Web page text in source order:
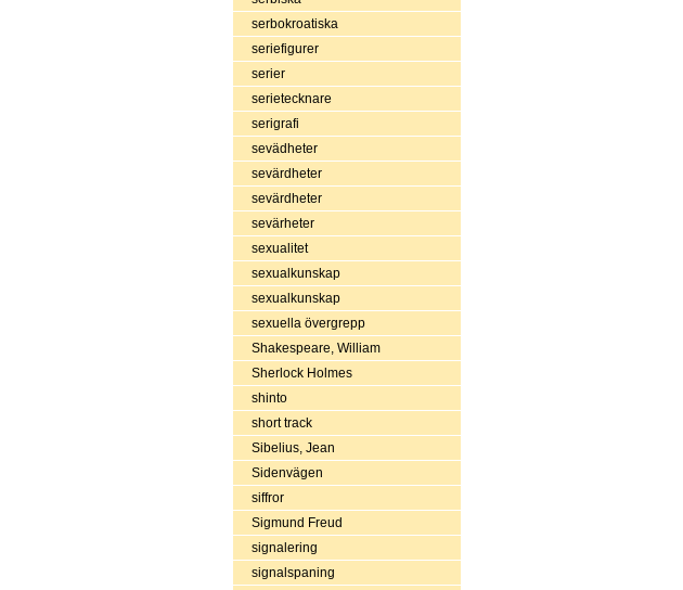
serbokroatiska
seriefigurer
serier
serietecknare
serigrafi
sevädheter
sevärdheter
sevärdheter
sevärheter
sexualitet
sexualkunskap
sexualkunskap
sexuella övergrepp
Shakespeare, William
Sherlock Holmes
shinto
short track
Sibelius, Jean
Sidenvägen
siffror
Sigmund Freud
signalering
signalspaning